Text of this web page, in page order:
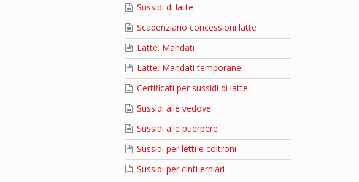
Sussidi di latte
Scadenziario concessioni latte
Latte. Mandati
Latte. Mandati temporanei
Certificati per sussidi di latte
Sussidi alle vedove
Sussidi alle puerpere
Sussidi per letti e coltroni
Sussidi per cinti erniari